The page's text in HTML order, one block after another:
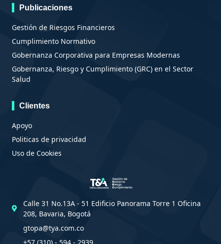
Publicaciones
Gestión de Riesgos Financieros
Cumplimiento Normativo
Gobernanza Corporativa para Empresas Modernas
Gobernanza, Riesgo y Cumplimiento (GRC) en el Sector
Salud
Clientes
Apoyo
Politicas de privacidad
Uso de Cookies
Calle 31 No.13A - 51 Edificio Panorama Torre 1 Oficina
208, Bavaria, Bogotá
gtopa@tya.com.co